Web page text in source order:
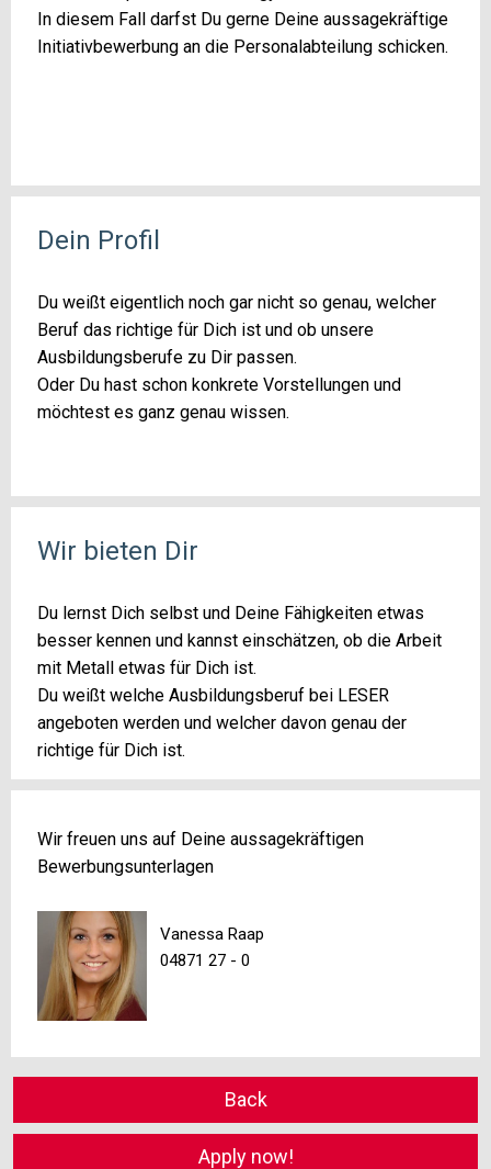
In diesem Fall darfst Du gerne Deine aussagekräftige
Initiativbewerbung an die Personalabteilung schicken.
Dein Profil
Du weißt eigentlich noch gar nicht so genau, welcher
Beruf das richtige für Dich ist und ob unsere
Ausbildungsberufe zu Dir passen.
Oder Du hast schon konkrete Vorstellungen und
möchtest es ganz genau wissen.
Wir bieten Dir
Du lernst Dich selbst und Deine Fähigkeiten etwas
besser kennen und kannst einschätzen, ob die Arbeit
mit Metall etwas für Dich ist.
Du weißt welche Ausbildungsberuf bei LESER
angeboten werden und welcher davon genau der
richtige für Dich ist.
Wir freuen uns auf Deine aussagekräftigen
Bewerbungsunterlagen
Vanessa Raap
04871 27 - 0
Back
Apply now!